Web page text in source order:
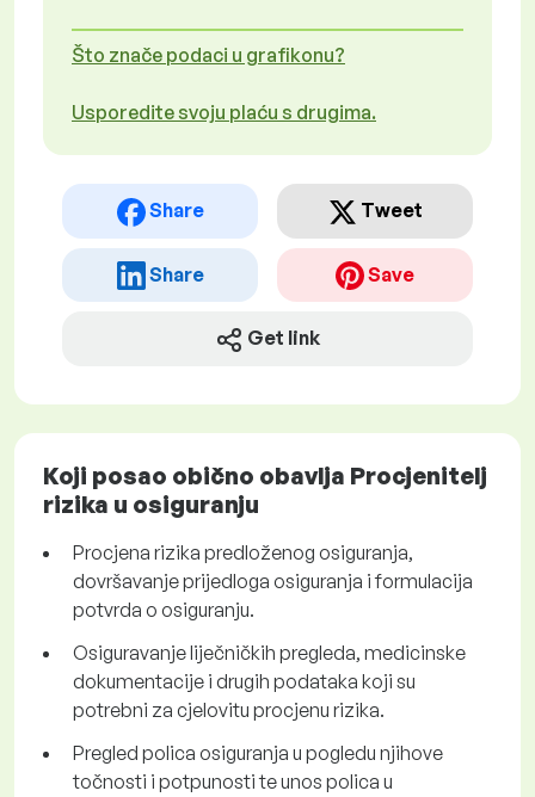
Što znače podaci u grafikonu?
Usporedite svoju plaću s drugima.
Share Tweet
Share Save
Get link
Koji posao obično obavlja Procjenitelj
rizika u osiguranju
Procjena rizika predloženog osiguranja,
dovršavanje prijedloga osiguranja i formulacija
potvrda o osiguranju.
Osiguravanje liječničkih pregleda, medicinske
dokumentacije i drugih podataka koji su
potrebni za cjelovitu procjenu rizika.
Pregled polica osiguranja u pogledu njihove
točnosti i potpunosti te unos polica u